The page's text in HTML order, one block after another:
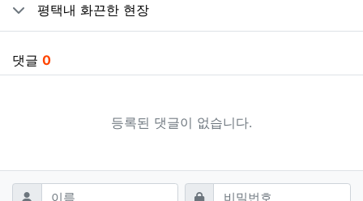
평택내 화끈한 현장
댓글 0
등록된 댓글이 없습니다.
댓글쓰기
이름 필수 비밀번호필수